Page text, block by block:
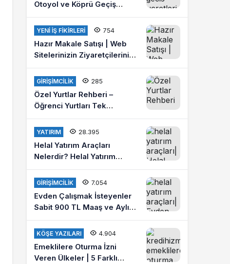
Otoyol ve Köprü Geçiş
Ücretleri 2021
YENI İŞ FIKIRLERI 754
Hazır Makale Satışı | Web
Sitelerinizin Ziyaretçilerini
Arttırın
GIRIŞIMCILIK 285
Özel Yurtlar Rehberi –
Öğrenci Yurtları Tek
Platformda
YATIRIM 28.395
Helal Yatırım Araçları
Nelerdir? Helal Yatırım
Yapmak İstiyorum Diyenlere
Tavsiyeler?
GIRIŞIMCILIK 7.054
Evden Çalışmak İsteyenler
Sabit 900 TL Maaş ve Aylık
4 Bin Lira Kazanmak İster
misiniz?
KÖŞE YAZILARI 4.904
Emeklilere Oturma İzni
Veren Ülkeler | 5 Farklı